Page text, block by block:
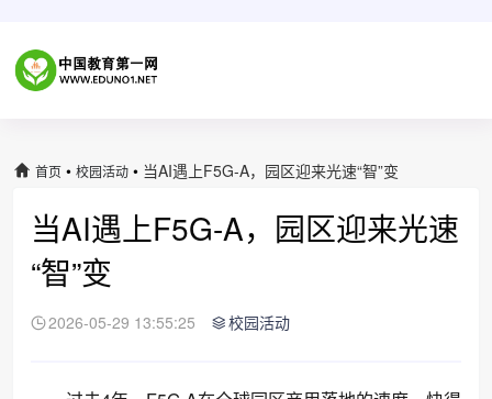
首页 • 校园活动 • 当AI遇上F5G-A，园区迎来光速“智”变
当AI遇上F5G-A，园区迎来光速
“智”变
2026-05-29 13:55:25 校园活动